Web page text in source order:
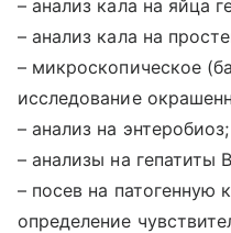
– анализ кала на яйца
– анализ кала на
– микроскопическое
исследование
– анализ на энтеробиоз;
– анализы на гепатиты
– посев на патогенную
определение